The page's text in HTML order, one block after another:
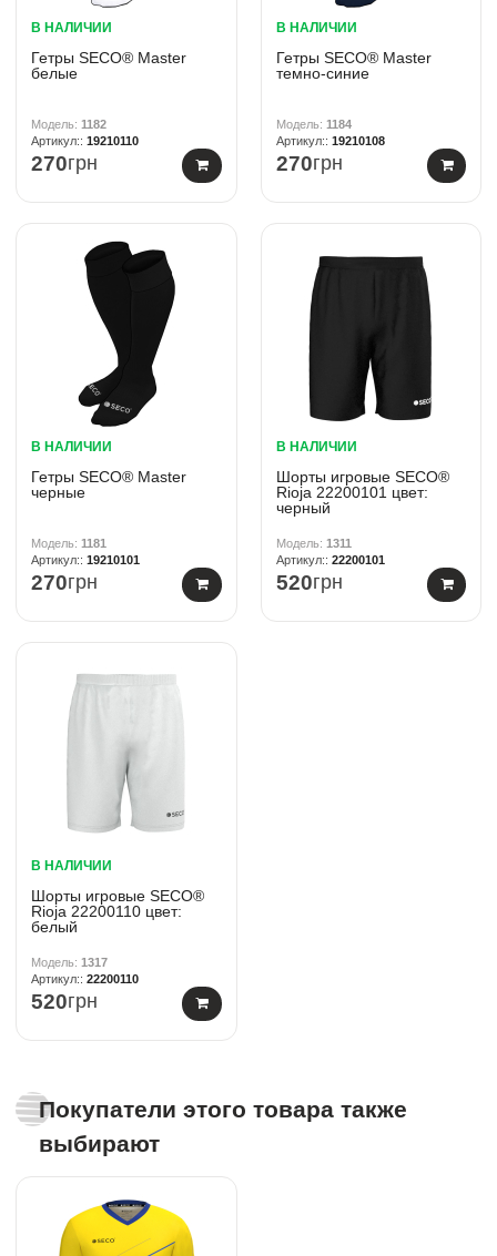
В НАЛИЧИИ
Гетры SECO® Master
белые
1182
19210110
270грн
В НАЛИЧИИ
Гетры SECO® Master
темно-синие
1184
19210108
270грн
В НАЛИЧИИ
Гетры SECO® Master
черные
1181
19210101
270грн
В НАЛИЧИИ
Шорты игровые SECO®
Rioja 22200101 цвет:
черный
1311
22200101
520грн
В НАЛИЧИИ
Шорты игровые SECO®
Rioja 22200110 цвет:
белый
1317
22200110
520грн
Покупатели этого товара также
выбирают